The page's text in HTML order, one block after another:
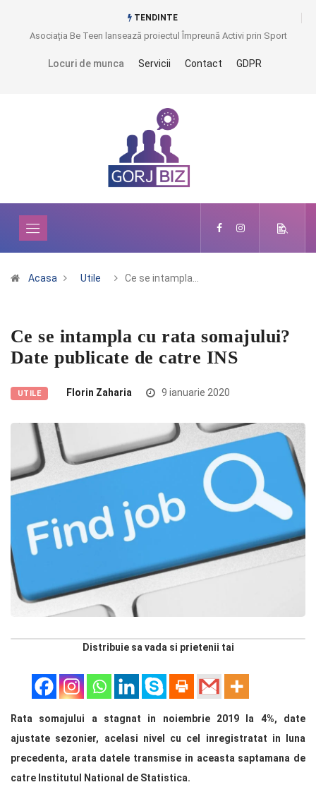
TENDINTE
Asociația Be Teen lansează proiectul Împreună Activi prin Sport
Locuri de munca Servicii Contact GDPR
Acasa Utile Ce se intampla…
Ce se intampla cu rata somajului?
Date publicate de catre INS
UTILE Florin Zaharia 9 ianuarie 2020
Distribuie sa vada si prietenii tai
Rata somajului a stagnat in noiembrie 2019 la 4%, date
ajustate sezonier, acelasi nivel cu cel inregistratat in luna
precedenta, arata datele transmise in aceasta saptamana de
catre Institutul National de Statistica.